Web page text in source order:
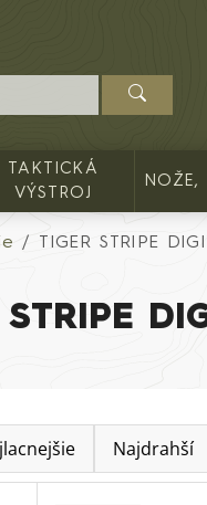
TAKTICKÁ
VÝSTROJ
NOŽE,
TIGER STRIPE
STRIPE
Najdrahší